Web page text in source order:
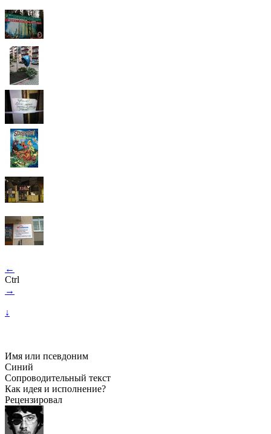
←
Ctrl
→
↓
Имя или псевдоним
Синий
Сопроводительный текст
Как идея и исполнение?
Рецензировал